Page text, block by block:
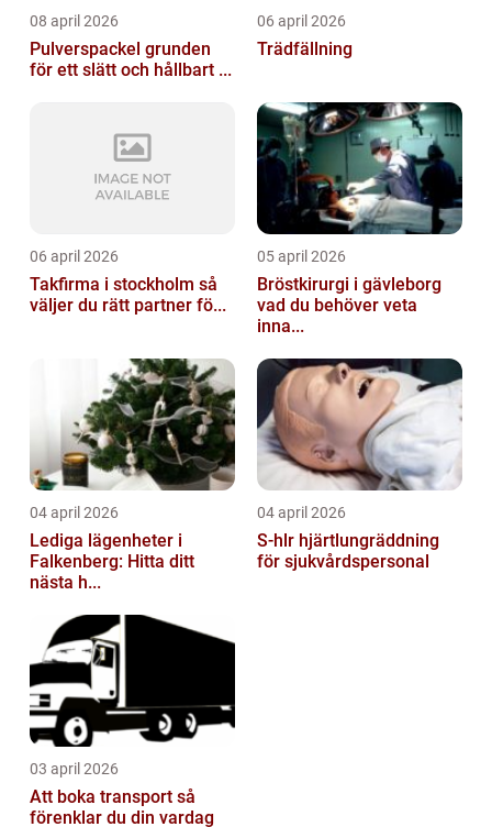
08 april 2026
Pulverspackel grunden
för ett slätt och hållbart ...
06 april 2026
Trädfällning
06 april 2026
Takfirma i stockholm så
väljer du rätt partner fö...
05 april 2026
Bröstkirurgi i gävleborg
vad du behöver veta
inna...
04 april 2026
Lediga lägenheter i
Falkenberg: Hitta ditt
nästa h...
04 april 2026
S-hlr hjärtlungräddning
för sjukvårdspersonal
03 april 2026
Att boka transport så
förenklar du din vardag